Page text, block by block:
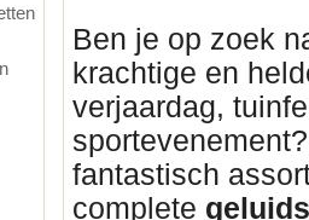
Ben je op zoek
krachtige en
verjaardag,
fantastisch
complete